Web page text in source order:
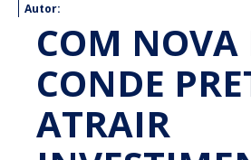
Autor:
COM NOVA
CONDE
ATRAIR